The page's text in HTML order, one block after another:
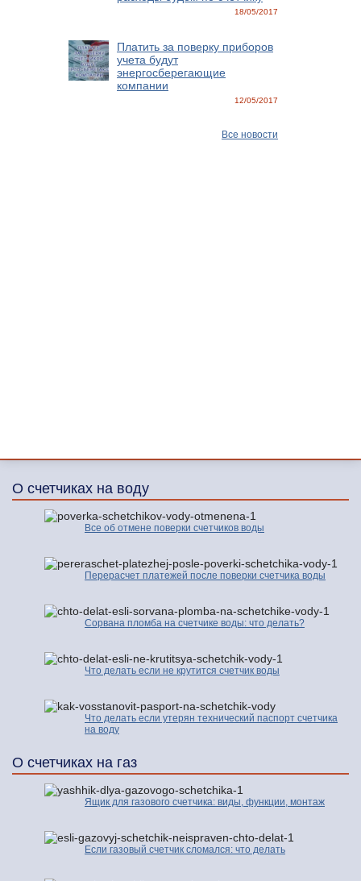
18/05/2017
Платить за поверку приборов
учета будут
энергосберегающие
компании
12/05/2017
Все новости
О счетчиках на воду
Все об отмене поверки счетчиков воды
Перерасчет платежей после поверки счетчика воды
Сорвана пломба на счетчике воды: что делать?
Что делать если не крутится счетчик воды
Что делать если утерян технический паспорт счетчика
на воду
О счетчиках на газ
Ящик для газового счетчика: виды, функции, монтаж
Если газовый счетчик сломался: что делать